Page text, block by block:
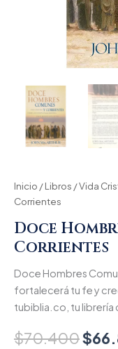
Inicio /Libros /Vida
Corrientes
Doce
Corrientes
Doce Hombres
fortalecerá tu fe y
tubiblia.co, tu librería
$70.400$